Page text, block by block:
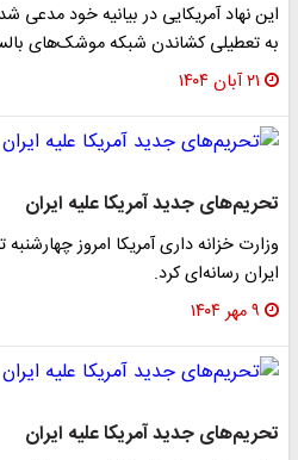
این نهاد آمریکایی در بیانیه خود مدعی
به تعطیلی کشاندن شبکه موشک‌های
۲۱ آبان ۱۴۰۴
تحریم‌های جدید آمریکا علیه ایران
وزارت خزانه داری آمریکا امروز
ایران رسانه‌ای کرد.
۹ مهر ۱۴۰۴
تحریم‌های جدید آمریکا علیه ایران